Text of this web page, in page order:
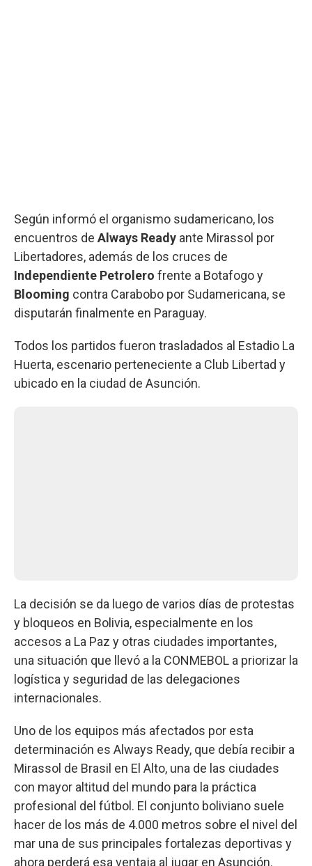
Según informó el organismo sudamericano, los
encuentros de Always Ready ante Mirassol por
Libertadores, además de los cruces de
Independiente Petrolero frente a Botafogo y
Blooming contra Carabobo por Sudamericana, se
disputarán finalmente en Paraguay.
Todos los partidos fueron trasladados al Estadio La
Huerta, escenario perteneciente a Club Libertad y
ubicado en la ciudad de Asunción.
La decisión se da luego de varios días de protestas
y bloqueos en Bolivia, especialmente en los
accesos a La Paz y otras ciudades importantes,
una situación que llevó a la CONMEBOL a priorizar la
logística y seguridad de las delegaciones
internacionales.
Uno de los equipos más afectados por esta
determinación es Always Ready, que debía recibir a
Mirassol de Brasil en El Alto, una de las ciudades
con mayor altitud del mundo para la práctica
profesional del fútbol. El conjunto boliviano suele
hacer de los más de 4.000 metros sobre el nivel del
mar una de sus principales fortalezas deportivas y
ahora perderá esa ventaja al jugar en Asunción.